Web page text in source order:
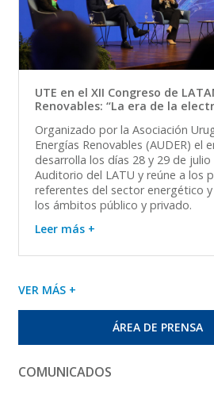
UTE en el XII Congreso de
Renovables: “La era de la
Organizado por la Asociación
Energías Renovables (AUDER) el
desarrolla los días 28 y 29 de julio
Auditorio del LATU y reúne a los
referentes del sector energético
los ámbitos público y privado.
Leer más +
VER MÁS +
ÁREA DE PRENSA
COMUNICADOS